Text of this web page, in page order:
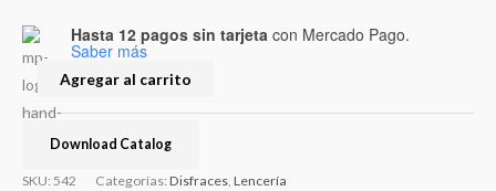
Hasta 12 pagos sin tarjeta con Mercado Pago.
Saber más
Agregar al carrito
Download Catalog
SKU: 542 Categorías: Disfraces, Lencería